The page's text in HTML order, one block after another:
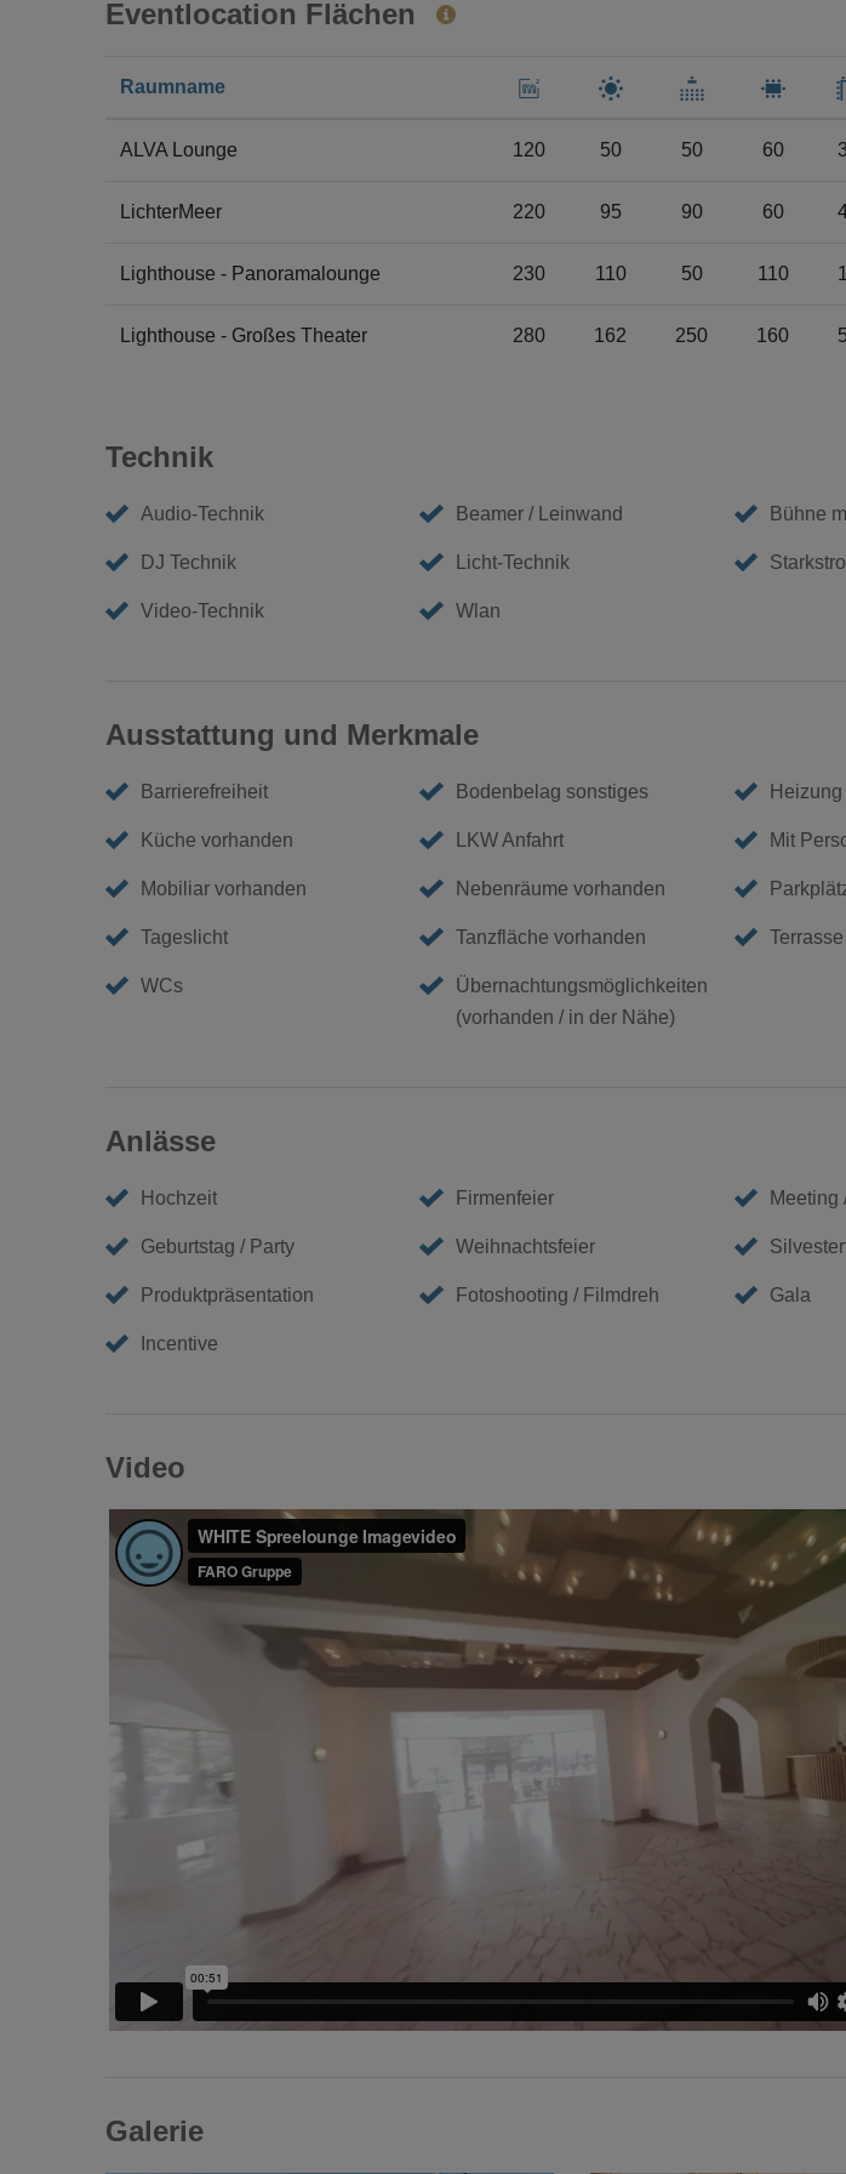
Eventlocation Flächen
Raumname
ALVA Lounge 120 50 50 60
LichterMeer 220 95 90 60
Lighthouse - Panoramalounge 230 110 50 110
Lighthouse - Großes Theater 280 162 250 160
Technik
Audio-Technik Beamer / Leinwand Bühne
DJ Technik Licht-Technik
Video-Technik Wlan
Ausstattung und Merkmale
Barrierefreiheit Bodenbelag sonstiges
Küche vorhanden LKW Anfahrt Mit
Mobiliar vorhanden Nebenräume vorhanden
Tageslicht Tanzfläche vorhanden Terrasse
WCs
Übernachtungsmöglichkeiten
(vorhanden / in der Nähe)
Anlässe
Hochzeit Firmenfeier Meeting
Geburtstag / Party Weihnachtsfeier
Produktpräsentation Fotoshooting / Filmdreh Gala
Incentive
Video
Galerie